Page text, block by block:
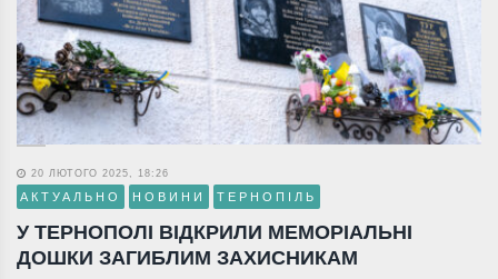
20 ЛЮТОГО 2025, 18:26
АКТУАЛЬНО НОВИНИ ТЕРНОПІЛЬ
У ТЕРНОПОЛІ ВІДКРИЛИ МЕМОРІАЛЬНІ
ДОШКИ ЗАГИБЛИМ ЗАХИСНИКАМ